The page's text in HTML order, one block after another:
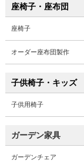
座椅子・座布団
座椅子
オーダー座布団製作
子供椅子・キッズ
子供用椅子
ガーデン家具
ガーデンチェア